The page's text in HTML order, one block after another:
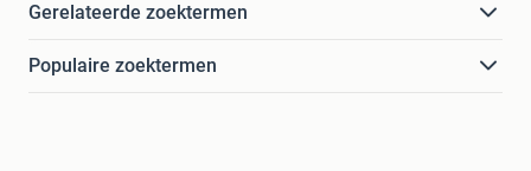
Gerelateerde zoektermen
Populaire zoektermen